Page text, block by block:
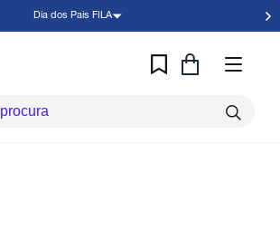
Dia dos Pais FILA